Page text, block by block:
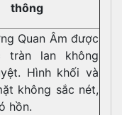
thông
Quan Âm được
tràn lan không
Hình khối và
không sắc nét,
hồn.